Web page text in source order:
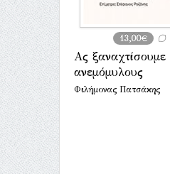
13,00€
Ας ξαναχτίσουμε
ανεμόμυλους
Φιλήμονας Πατσάκης